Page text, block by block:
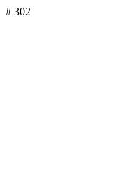
# 302